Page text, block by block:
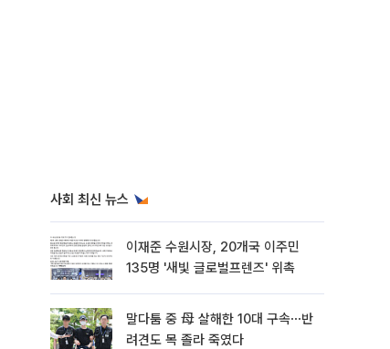
사회 최신 뉴스
이재준 수원시장, 20개국 이주민
135명 '새빛 글로벌프렌즈' 위촉
말다툼 중 母 살해한 10대 구속⋯반
려견도 목 졸라 죽였다